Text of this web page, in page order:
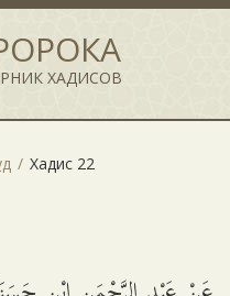
ХАДИСОВ
Хадис 22